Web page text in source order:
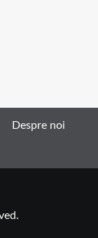
Despre noi